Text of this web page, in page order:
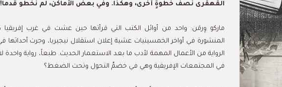
القهقرى نصفَ خطوةٍ أخرى، وهكذا. وفي بعض الأماكن، لم نخطو قُدما!
ماركو وِرمَن: واحد من أوائل الكتب التي قرأتها حين عشت في غرب إفريقيا
المنشورة في أواخر الخمسينيات عشية إعلان استقلال نيجيريا، وجرت
الرواية من الأعمال المهمة لأدب ما بعد الاستعمار الحديث. طبعاً، رواية واحدة
في المجتمعات الإفريقية وهي في خضمِّ التحول وتحت الضغط؟